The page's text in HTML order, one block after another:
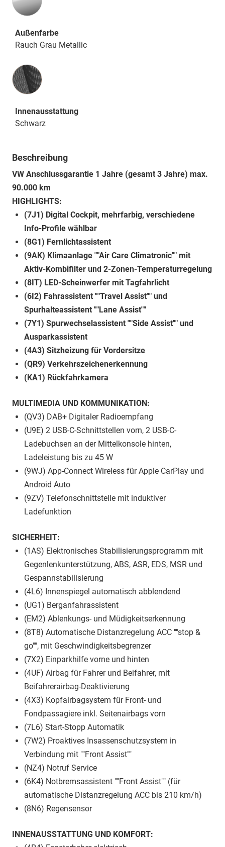
Außenfarbe
Rauch Grau Metallic
Innenausstattung
Innenausstattung
Schwarz
Beschreibung
VW Anschlussgarantie 1 Jahre (gesamt 3 Jahre) max.
90.000 km
HIGHLIGHTS:
(7J1) Digital Cockpit, mehrfarbig, verschiedene
Info-Profile wählbar
(8G1) Fernlichtassistent
(9AK) Klimaanlage ""Air Care Climatronic"" mit
Aktiv-Kombifilter und 2-Zonen-Temperaturregelung
(8IT) LED-Scheinwerfer mit Tagfahrlicht
(6I2) Fahrassistent ""Travel Assist"" und
Spurhalteassistent ""Lane Assist""
(7Y1) Spurwechselassistent ""Side Assist"" und
Ausparkassistent
(4A3) Sitzheizung für Vordersitze
(QR9) Verkehrszeichenerkennung
(KA1) Rückfahrkamera
MULTIMEDIA UND KOMMUNIKATION:
(QV3) DAB+ Digitaler Radioempfang
(U9E) 2 USB-C-Schnittstellen vorn, 2 USB-C-
Ladebuchsen an der Mittelkonsole hinten,
Ladeleistung bis zu 45 W
(9WJ) App-Connect Wireless für Apple CarPlay und
Android Auto
(9ZV) Telefonschnittstelle mit induktiver
Ladefunktion
SICHERHEIT:
(1AS) Elektronisches Stabilisierungsprogramm mit
Gegenlenkunterstützung, ABS, ASR, EDS, MSR und
Gespannstabilisierung
(4L6) Innenspiegel automatisch abblendend
(UG1) Berganfahrassistent
(EM2) Ablenkungs- und Müdigkeitserkennung
(8T8) Automatische Distanzregelung ACC ""stop &
go"", mit Geschwindigkeitsbegrenzer
(7X2) Einparkhilfe vorne und hinten
(4UF) Airbag für Fahrer und Beifahrer, mit
Beifahrerairbag-Deaktivierung
(4X3) Kopfairbagsystem für Front- und
Fondpassagiere inkl. Seitenairbags vorn
(7L6) Start-Stopp Automatik
(7W2) Proaktives Insassenschutzsystem in
Verbindung mit ""Front Assist""
(NZ4) Notruf Service
(6K4) Notbremsassistent ""Front Assist"" (für
automatische Distanzregelung ACC bis 210 km/h)
(8N6) Regensensor
INNENAUSSTATTUNG UND KOMFORT: